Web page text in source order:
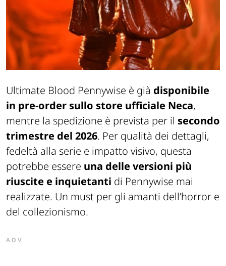
Ultimate Blood Pennywise è già disponibile
in pre-order sullo store ufficiale Neca,
mentre la spedizione è prevista per il secondo
trimestre del 2026. Per qualità dei dettagli,
fedeltà alla serie e impatto visivo, questa
potrebbe essere una delle versioni più
riuscite e inquietanti di Pennywise mai
realizzate. Un must per gli amanti dell’horror e
del collezionismo.
ADV